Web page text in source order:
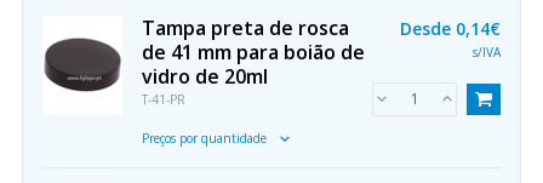
Tampa preta de rosca
de 41 mm para boião de
vidro de 20ml
T-41-PR
Preços por quantidade
Desde 0,14€
s/IVA